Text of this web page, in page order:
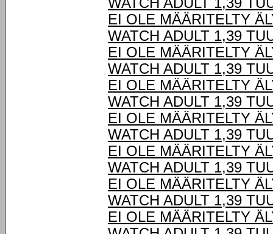
EI OLE MÄÄRITELTY
WATCH ADULT 1,39
EI OLE MÄÄRITELTY
WATCH ADULT 1,39
EI OLE MÄÄRITELTY
WATCH ADULT 1,39
EI OLE MÄÄRITELTY
WATCH ADULT 1,39
EI OLE MÄÄRITELTY
WATCH ADULT 1,39
EI OLE MÄÄRITELTY
WATCH ADULT 1,39
EI OLE MÄÄRITELTY